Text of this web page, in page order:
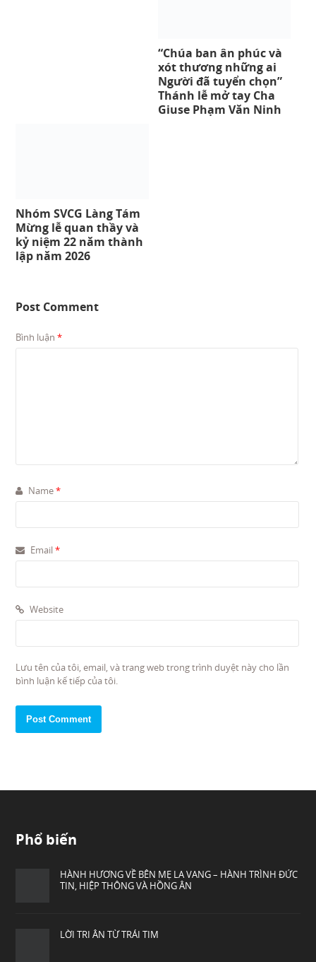
“Chúa ban ân phúc và
xót thương những ai
Người đã tuyển chọn”
Thánh lễ mở tay Cha
Giuse Phạm Văn Ninh
Nhóm SVCG Làng Tám
Mừng lễ quan thầy và
kỷ niệm 22 năm thành
lập năm 2026
Post Comment
Bình luận*
Name*
Email*
Website
Lưu tên của tôi, email, và trang web trong trình duyệt này cho lần
bình luận kế tiếp của tôi.
Phổ biến
HÀNH HƯƠNG VỀ BÊN MẸ LA VANG – HÀNH TRÌNH ĐỨC
TIN, HIỆP THÔNG VÀ HỒNG ÂN
LỜI TRI ÂN TỪ TRÁI TIM